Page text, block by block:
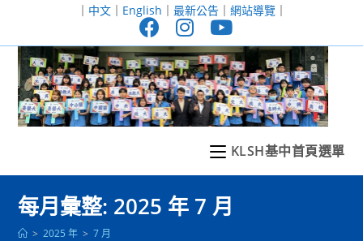
至
｜ 中文｜ English ｜ 最新公告｜ 網站導覽｜
KLSH基中首頁選單
每月彙整: 2025 年 7 月
> 2025 年 > 7 月